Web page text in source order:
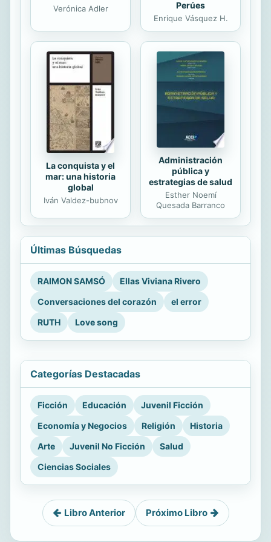
Verónica Adler
Perúes
Enrique Vásquez H.
La conquista y el
mar: una historia
global
Iván Valdez-bubnov
Administración
pública y
estrategias de salud
Esther Noemí
Quesada Barranco
Últimas Búsquedas
RAIMON SAMSÓ
Ellas Viviana Rivero
Conversaciones del corazón
el error
RUTH
Love song
Categorías Destacadas
Ficción Educación
Juvenil Ficción
Economía y Negocios
Religión
Historia
Arte
Juvenil No Ficción
Salud
Ciencias Sociales
Libro Anterior Próximo Libro